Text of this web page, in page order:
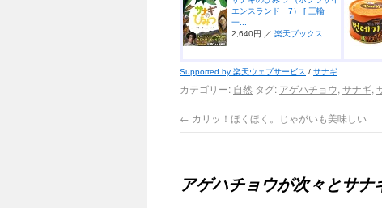
エンスランド 7） [ 三輪
一...
2,640円 ／ 楽天ブックス
Supported by 楽天ウェブサービス / サナギ
カテゴリー: 自然 タグ: アゲハチョウ, サナギ,
← カリッ！ほくほく。じゃがいも美味しい
アゲハチョウが次々とサナ